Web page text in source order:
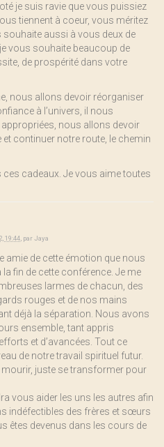
je suis ravie que vous puissiez
tiennent à coeur, vous méritez
souhaite aussi à vous deux de
vous souhaite beaucoup de
de prospérité dans votre
nous allons devoir réorganiser
à l’univers, il nous
nous allons devoir
et continuer notre route, le chemin
cadeaux. Je vous aime toutes
19:44 parJaya
amie de cette émotion que nous
fin de cette conférence. Je me
larmes de chacun, des
rouges et de nos mains
déjà la séparation. Nous avons
ensemble, tant appris
et d’avancées. Tout ce
de notre travail spirituel futur.
mourir, juste se transformer pour
vous aider les uns les autres afin
indéfectibles des frères et sœurs
êtes devenus dans les cours de